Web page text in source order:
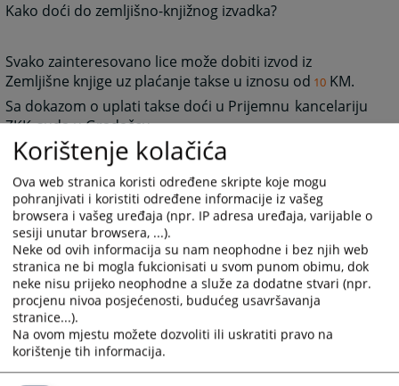
Kako doći do zemljišno-knjižnog izvadka?
Svako zainteresovano lice može dobiti izvod iz
Zemljišne knjige uz plaćanje takse u iznosu od 10 KM.
Sa dokazom o uplati takse doći u Prijemnu kancelariju
ZKK suda u Gradačcu.
Prilikom traženja izvoda iz zemljišne knjige potrebno je
navesti što više podataka o nekretnini i vlasniku (ime i
prezime, ime oca vlasnika nekretnine, broj parcele, broj
zk. uloška itd).
U zemljišno-knjižnoj kancelariji prijem stranaka se vrši
od 09:30 – 13:00 h svaki radni dan.
Korištenje kolačića
Ova web stranica koristi određene skripte koje mogu
pohranjivati i koristiti određene informacije iz vašeg
browsera i vašeg uređaja (npr. IP adresa uređaja, varijable o
sesiji unutar browsera, ...).
Neke od ovih informacija su nam neophodne i bez njih web
stranica ne bi mogla fukcionisati u svom punom obimu, dok
neke nisu prijeko neophodne a služe za dodatne stvari (npr.
procjenu nivoa posjećenosti, budućeg usavršavanja
stranice...).
Na ovom mjestu možete dozvoliti ili uskratiti pravo na
korištenje tih informacija.